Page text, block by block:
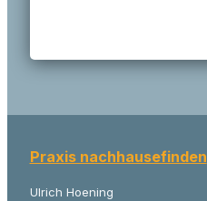
Praxis nachhausefinden
Ulrich Hoening